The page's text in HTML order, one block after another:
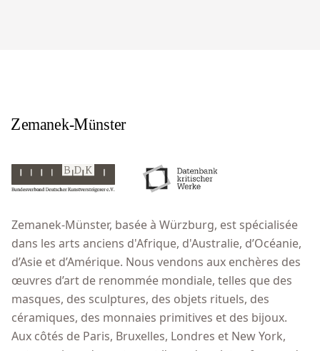
Zemanek-Münster, basée à Würzburg, est spécialisée
dans les arts anciens d'Afrique, d'Australie, d’Océanie,
d’Asie et d’Amérique. Nous vendons aux enchères des
œuvres d’art de renommée mondiale, telles que des
masques, des sculptures, des objets rituels, des
céramiques, des monnaies primitives et des bijoux.
Aux côtés de Paris, Bruxelles, Londres et New York,